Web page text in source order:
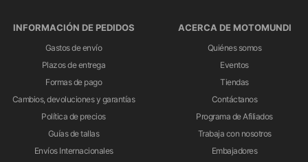
INFORMACIÓN DE PEDIDOS
Gastos de envío
Plazos de entrega
Formas de pago
Cambios, devoluciones y garantías
Política de precios
Guías de tallas
Envíos Internacionales
ACERCA DE MOTOMUNDI
Quiénes somos
Eventos
Tiendas
Contáctanos
Programa de Afiliados
Trabaja con nosotros
Embajadores